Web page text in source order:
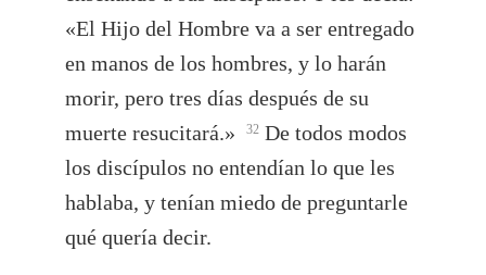
«El Hijo del Hombre va a ser entregado
en manos de los hombres, y lo harán
morir, pero tres días después de su
muerte resucitará.»
32 De todos modos
los discípulos no entendían lo que les
hablaba, y tenían miedo de preguntarle
qué quería decir.